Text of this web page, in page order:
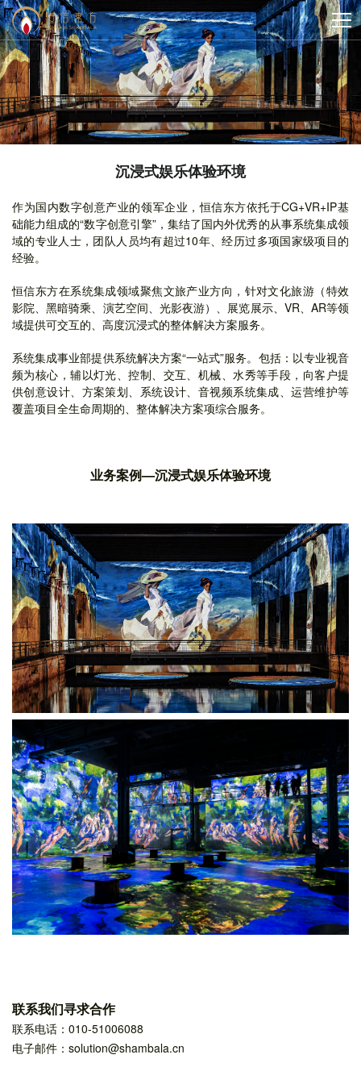
沉浸式娱乐体验环境
作为国内数字创意产业的领军企业，恒信东方依托于CG+VR+IP基
础能力组成的“数字创意引擎”，集结了国内外优秀的从事系统集成领
域的专业人士，团队人员均有超过10年、经历过多项国家级项目的
经验。
恒信东方在系统集成领域聚焦文旅产业方向，针对文化旅游（特效
影院、黑暗骑乘、演艺空间、光影夜游）、展览展示、VR、AR等领
域提供可交互的、高度沉浸式的整体解决方案服务。
系统集成事业部提供系统解决方案“一站式”服务。包括：以专业视音
频为核心，辅以灯光、控制、交互、机械、水秀等手段，向客户提
供创意设计、方案策划、系统设计、音视频系统集成、运营维护等
覆盖项目全生命周期的、整体解决方案项综合服务。
业务案例—沉浸式娱乐体验环境
联系我们寻求合作
联系电话：010-51006088
电子邮件：solution@shambala.cn